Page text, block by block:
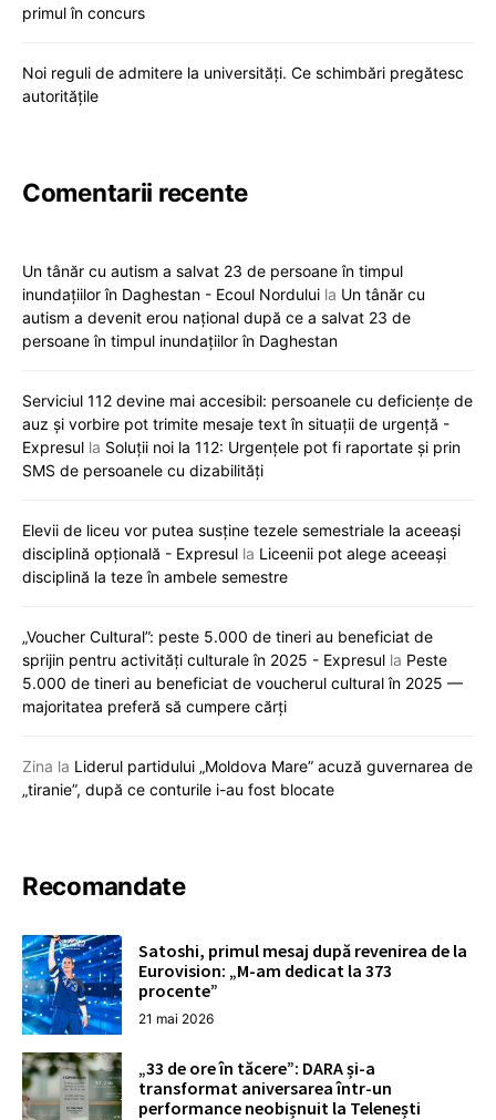
primul în concurs
Noi reguli de admitere la universități. Ce schimbări pregătesc
autoritățile
Comentarii recente
Un tânăr cu autism a salvat 23 de persoane în timpul
inundațiilor în Daghestan - Ecoul Nordului la Un tânăr cu
autism a devenit erou național după ce a salvat 23 de
persoane în timpul inundațiilor în Daghestan
Serviciul 112 devine mai accesibil: persoanele cu deficiențe de
auz și vorbire pot trimite mesaje text în situații de urgență -
Expresul la Soluții noi la 112: Urgențele pot fi raportate și prin
SMS de persoanele cu dizabilități
Elevii de liceu vor putea susține tezele semestriale la aceeași
disciplină opțională - Expresul la Liceenii pot alege aceeași
disciplină la teze în ambele semestre
„Voucher Cultural”: peste 5.000 de tineri au beneficiat de
sprijin pentru activități culturale în 2025 - Expresul la Peste
5.000 de tineri au beneficiat de voucherul cultural în 2025 —
majoritatea preferă să cumpere cărți
Zina la Liderul partidului „Moldova Mare” acuză guvernarea de
„tiranie”, după ce conturile i-au fost blocate
Recomandate
Satoshi, primul mesaj după revenirea de la
Eurovision: „M-am dedicat la 373
procente”
21 mai 2026
„33 de ore în tăcere”: DARA și-a
transformat aniversarea într-un
performance neobișnuit la Telenești